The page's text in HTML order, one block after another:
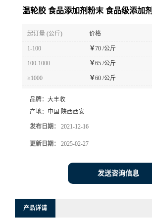
温轮胶 食品添加剂粉末 食品级添加剂
起订量 (公斤) 价格
1-100 ￥70 /公斤
100-1000 ￥65 /公斤
≥1000 ￥60 /公斤
品牌： 大丰收
产地： 中国 陕西西安
发布日期： 2021-12-16
更新日期： 2025-02-27
发送咨询信息
产品详请